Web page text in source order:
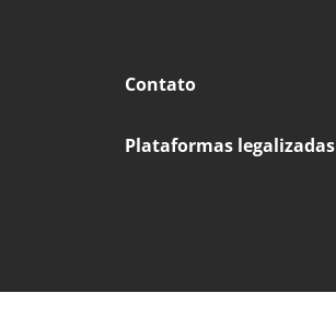
Contato
Plataformas legalizadas